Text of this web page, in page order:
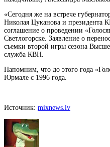
«Сегодня же на встрече
Николая Цуканова и президента
соглашение о проведении
Светлогорске. Заявление о
съемки второй игры сезона
служба КВН.
Напомним, что до этого года
Юрмале с 1996 года.
Источник: mixnews.lv